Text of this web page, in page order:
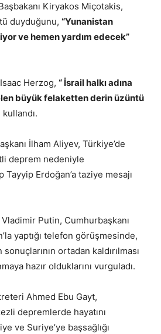
Kiryakos Miçotakis,
duyduğunu, “Yunanistan
ve hemen yardım edecek”
Herzog, “ İsrail halkı adına
büyük felaketten derin üzüntü
İlham Aliyev, Türkiye’de
deprem nedeniyle
Tayyip Erdoğan’a taziye mesajı
Putin, Cumhurbaşkanı
yaptığı telefon görüşmesinde,
ortadan kaldırılması
hazır olduklarını vurguladı.
Ahmed Ebu Gayt,
depremlerde hayatını
ve Suriye’ye başsağlığı